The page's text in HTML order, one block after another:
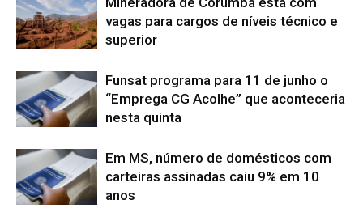
vagas para cargos de níveis técnico e
superior
Funsat programa para 11 de junho o
“Emprega CG Acolhe” que aconteceria
nesta quinta
Em MS, número de domésticos com
carteiras assinadas caiu 9% em 10
anos